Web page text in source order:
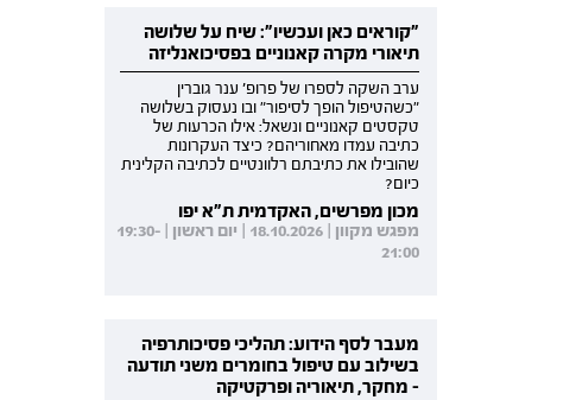
"קוראים כאן ועכשיו": שיח על שלושה
תיאורי מקרה קאנוניים בפסיכואנליזה
ערב השקה לספרו של פרופ' ענר גוברין
"כשהטיפול הופך לסיפור" ובו נעסוק בשלושה
טקסטים קאנוניים ונשאל: אילו הכרעות של
כתיבה עמדו מאחוריהם? כיצד העקרונות
שהובילו את כתיבתם רלוונטיים לכתיבה הקלינית
כיום?
מכון מפרשים, האקדמית ת"א יפו
מפגש מקוון | 18.10.2026 | יום ראשון | 19:30-
21:00
מעבר לסף הידוע: תהליכי פסיכותרפיה
בשילוב עם טיפול בחומרים משני תודעה
- מחקר, תיאוריה ופרקטיקה